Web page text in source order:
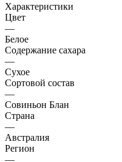
Характеристики
Цвет
—
Белое
Содержание сахара
—
Сухое
Сортовой состав
—
Совиньон Блан
Страна
—
Австралия
Регион
—